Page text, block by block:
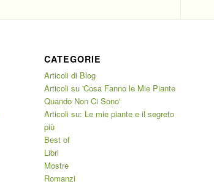
CATEGORIE
Articoli di Blog
Articoli su 'Cosa Fanno le Mie Piante
Quando Non Ci Sono'
Articoli su: Le mie piante e il segreto
più
Best of
Libri
Mostre
Romanzi